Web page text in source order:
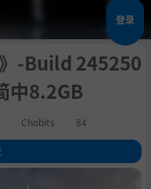
登录
-Build 245250
中8.2GB
Chobits 84